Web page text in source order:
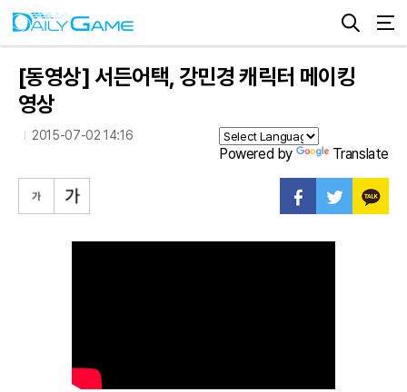
[동영상] 서든어택, 강민경 캐릭터 메이킹
영상
2015-07-02 14:16
Powered by Translate